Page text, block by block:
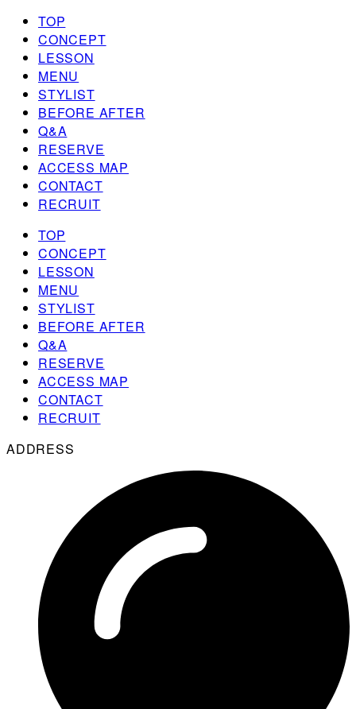
TOP
CONCEPT
LESSON
MENU
STYLIST
BEFORE AFTER
Q&A
RESERVE
ACCESS MAP
CONTACT
RECRUIT
TOP
CONCEPT
LESSON
MENU
STYLIST
BEFORE AFTER
Q&A
RESERVE
ACCESS MAP
CONTACT
RECRUIT
ADDRESS